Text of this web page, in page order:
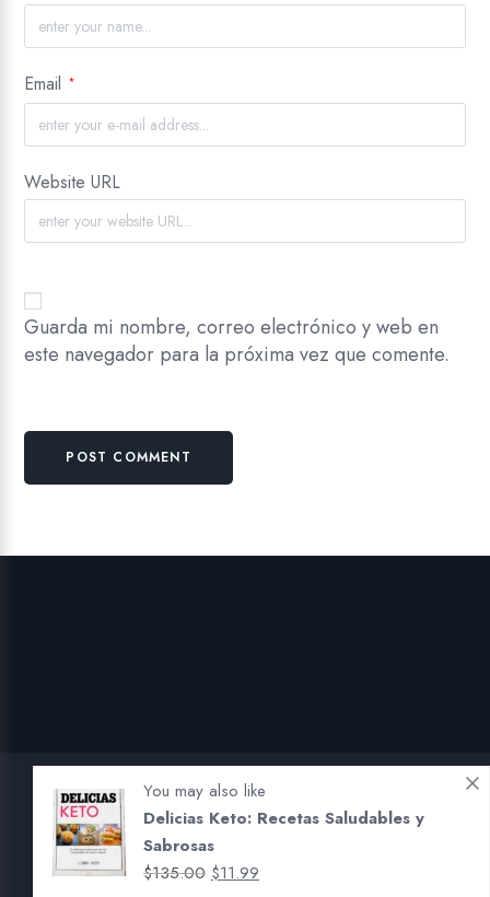
Email *
Website URL
Guarda mi nombre, correo electrónico y web en
este navegador para la próxima vez que comente.
Copyright 2026 LiBro Keto. Reservados Todos los Derechos.
You may also like
Delicias Keto: Recetas Saludables y
Sabrosas
$135.00 El
$11.99